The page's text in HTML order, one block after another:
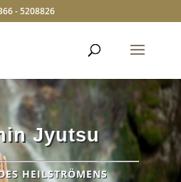
- 5208826
Jyutsu
HEILSTRÖMENS